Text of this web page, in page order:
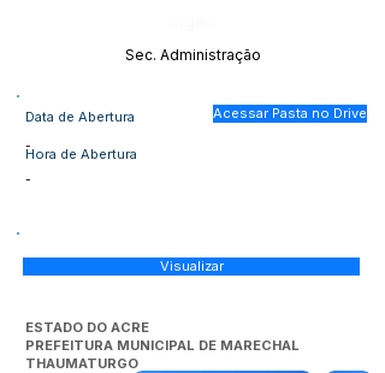
Sec. Administração
Data de Abertura
-Hora de Abertura
-
Acessar Pasta no Drive
Visualizar
ESTADO DO ACRE
PREFEITURA MUNICIPAL DE MARECHAL
THAUMATURGO